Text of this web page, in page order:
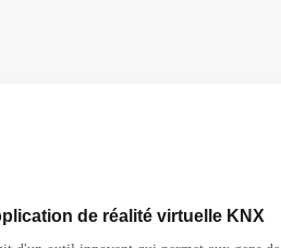
de réalité virtuelle KNX